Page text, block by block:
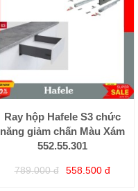
Ray hộp Hafele S3 chức
năng giảm chấn Màu Xám
552.55.301
789.000 đ 558.500 đ